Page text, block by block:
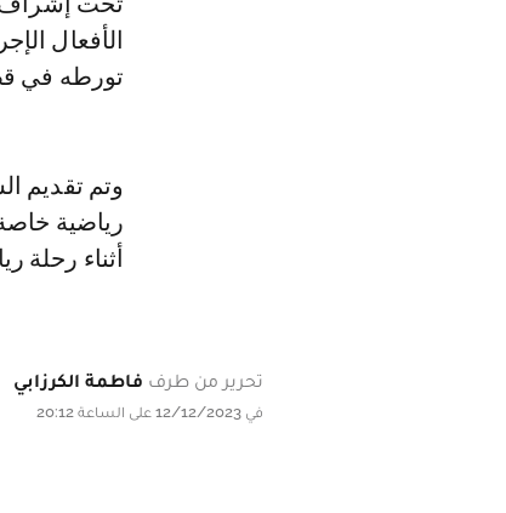
تورطه في
وتم تقديم
رياضية
أثناء رحلة
تحرير من طرف فاطمة الكرزابي
في 12/12/2023 على الساعة 20:12